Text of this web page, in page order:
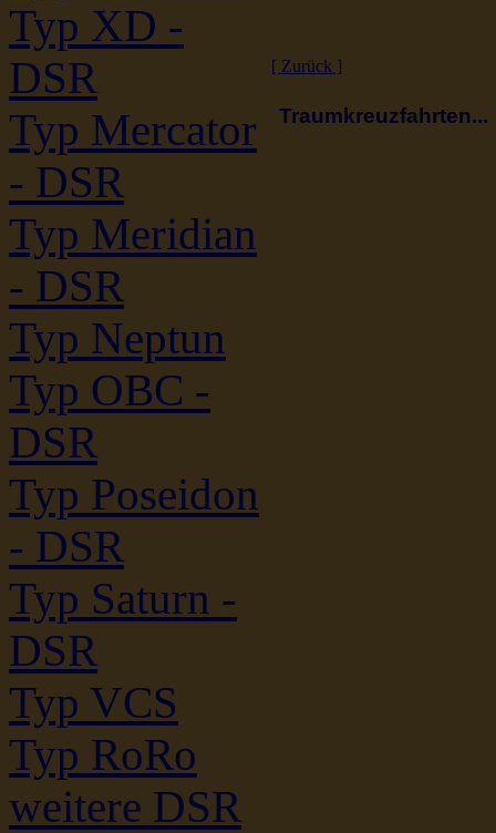
Typ XD -
DSR
Typ Mercator
- DSR
Typ Meridian
- DSR
Typ Neptun
Typ OBC -
DSR
Typ Poseidon
- DSR
Typ Saturn -
DSR
Typ VCS
Typ RoRo
weitere DSR
[ Zurück ]
Traumkreuzfahrten...